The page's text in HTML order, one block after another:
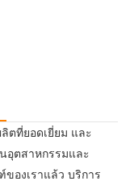
ตที่ยอดเยี่ยม และ
อุตสาหกรรมและ
องเราแล้ว บริการ